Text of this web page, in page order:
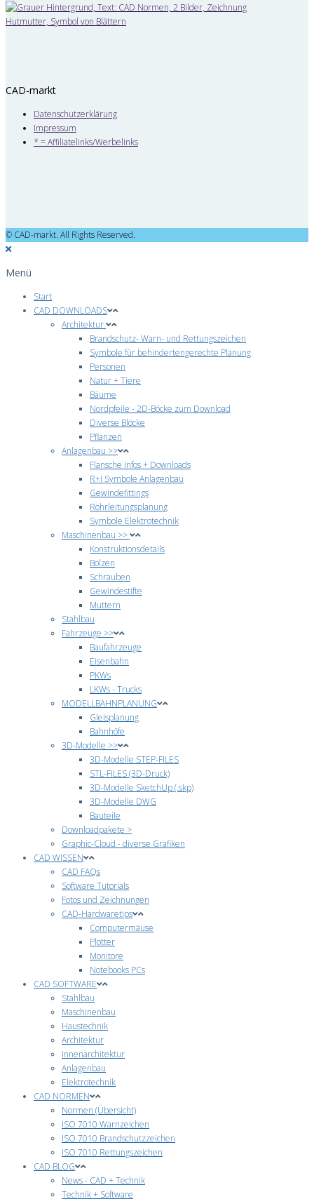
CAD-markt
Datenschutzerklärung
Impressum
* = Affiliatelinks/Werbelinks
© CAD-markt. All Rights Reserved.
Menü
Start
CAD DOWNLOADS
Architektur
Brandschutz- Warn- und Rettungszeichen
Symbole für behindertengerechte Planung
Personen
Natur + Tiere
Bäume
Nordpfeile - 2D-Böcke zum Download
Diverse Blöcke
Pflanzen
Anlagenbau >>
Flansche Infos + Downloads
R+I Symbole Anlagenbau
Gewindefittings
Rohrleitungsplanung
Symbole Elektrotechnik
Maschinenbau >>
Konstruktionsdetails
Bolzen
Schrauben
Gewindestifte
Muttern
Stahlbau
Fahrzeuge >>
Baufahrzeuge
Eisenbahn
PKWs
LKWs - Trucks
MODELLBAHNPLANUNG
Gleisplanung
Bahnhöfe
3D-Modelle >>
3D-Modelle STEP-FILES
STL-FILES (3D-Druck)
3D-Modelle SketchUp (.skp)
3D-Modelle DWG
Bauteile
Downloadpakete >
Graphic-Cloud - diverse Grafiken
CAD WISSEN
CAD FAQs
Software Tutorials
Fotos und Zeichnungen
CAD-Hardwaretips
Computermäuse
Plotter
Monitore
Notebooks PCs
CAD SOFTWARE
Stahlbau
Maschinenbau
Haustechnik
Architektur
Innenarchitektur
Anlagenbau
Elektrotechnik
CAD NORMEN
Normen (Übersicht)
ISO 7010 Warnzeichen
ISO 7010 Brandschutzzeichen
ISO 7010 Rettungszeichen
CAD BLOG
News - CAD + Technik
Technik + Software